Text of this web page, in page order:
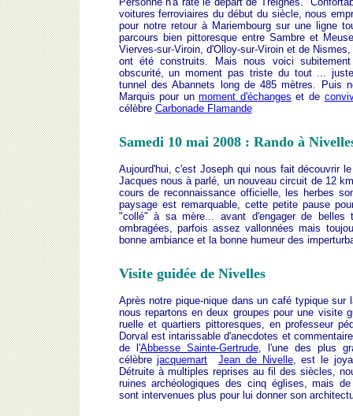
voitures ferroviaires du début du siècle, nous
pour notre retour à Mariembourg sur une ligne
parcours bien pittoresque entre Sambre et
Vierves-sur-Viroin, d'Olloy-sur-Viroin et de
ont été construits. Mais nous voici
obscurité, un moment pas triste du tout ...
tunnel des Abannets long de 485 mètres. Puis
Marquis pour unmoment d'échanges et de
célèbre Carbonade Flamande
Samedi 10 mai 2008 : Rando à
Aujourd'hui, c'est Joseph qui nous fait découvrir
Jacques nous à parlé, un nouveau circuit de 12
cours de reconnaissance officielle, les herbes
paysage est remarquable, cette petite pause
"collé" à sa mère... avant d'engager de belles
ombragées, parfois assez vallonnées mais
bonne ambiance et la bonne humeur des
Visite guidée de Nivelles
Après notre pique-nique dans un café typique sur
nous repartons en deux groupes pour une visite
ruelle et quartiers pittoresques, en professeur
Dorval est intarissable d'anecdotes et
de l'Abbesse Sainte-Gertrude, l'une des plus
célèbrejacquemart Jean de Nivelle, est le
Détruite à multiples reprises au fil des siècles,
ruines archéologiques des cinq églises, mais
sont intervenues plus pour lui donner son